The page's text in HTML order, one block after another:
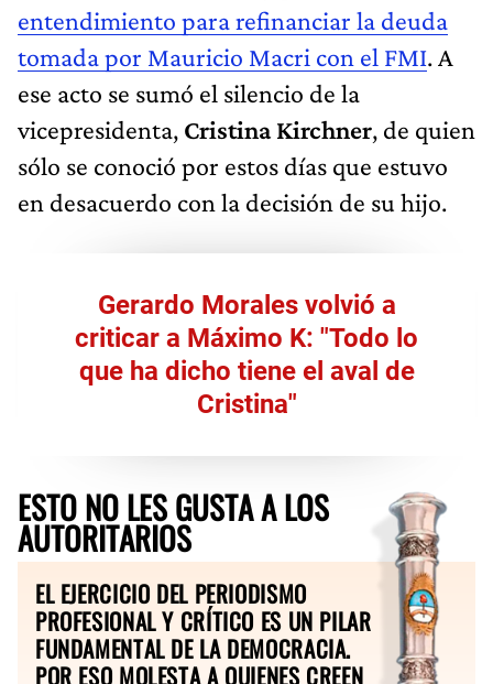
entendimiento para refinanciar la deuda
tomada por Mauricio Macri con el FMI. A
ese acto se sumó el silencio de la
vicepresidenta, Cristina Kirchner, de quien
sólo se conoció por estos días que estuvo
en desacuerdo con la decisión de su hijo.
Gerardo Morales volvió a
criticar a Máximo K: "Todo lo
que ha dicho tiene el aval de
Cristina"
ESTO NO LES GUSTA A LOS
AUTORITARIOS
EL EJERCICIO DEL PERIODISMO
PROFESIONAL Y CRÍTICO ES UN PILAR
FUNDAMENTAL DE LA DEMOCRACIA.
POR ESO MOLESTA A QUIENES CREEN